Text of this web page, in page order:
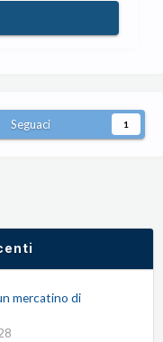
Seguaci 1
mercatino di